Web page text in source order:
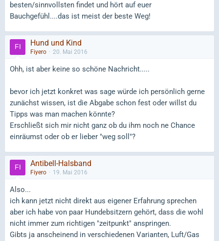
besten/sinnvollsten findet und hört auf euer
Bauchgefühl....das ist meist der beste Weg!
Hund und Kind
Fiyero 20. Mai 2016
Ohh, ist aber keine so schöne Nachricht.....
bevor ich jetzt konkret was sage würde ich persönlich gerne
zunächst wissen, ist die Abgabe schon fest oder willst du
Tipps was man machen könnte?
Erschließt sich mir nicht ganz ob du ihm noch ne Chance
einräumst oder ob er lieber "weg soll"?
Antibell-Halsband
Fiyero 19. Mai 2016
Also...
ich kann jetzt nicht direkt aus eigener Erfahrung sprechen
aber ich habe von paar Hundebsitzern gehört, dass die wohl
nicht immer zum richtigen "zeitpunkt" anspringen.
Gibts ja anscheinend in verschiedenen Varianten, Luft/Gas